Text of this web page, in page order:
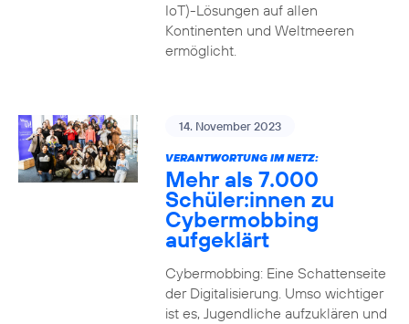
IoT)-Lösungen auf allen
Kontinenten und Weltmeeren
ermöglicht.
14. November 2023
VERANTWORTUNG IM NETZ:
Mehr als 7.000
Schüler:innen zu
Cybermobbing
aufgeklärt
Cybermobbing: Eine Schattenseite
der Digitalisierung. Umso wichtiger
ist es, Jugendliche aufzuklären und